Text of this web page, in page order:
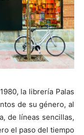
la librería Palas
de su género, al
de líneas sencillas,
el paso del tiempo